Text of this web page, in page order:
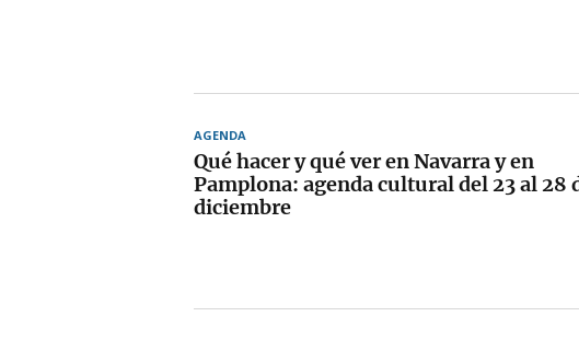
AGENDA
Qué hacer y qué ver en Navarra y en
Pamplona: agenda cultural del 23 al 28
diciembre